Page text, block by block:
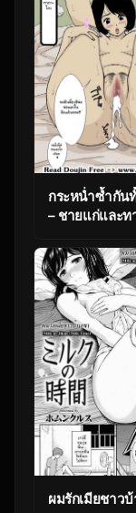
กระหน่ำซ้ำกัน
– ชายแก่และท
Gifu to Giri no
Musuko to,
Yome. | The
Grandfather,
Father-in-
Stepson and
Breasted
ผมรักเมียชาว